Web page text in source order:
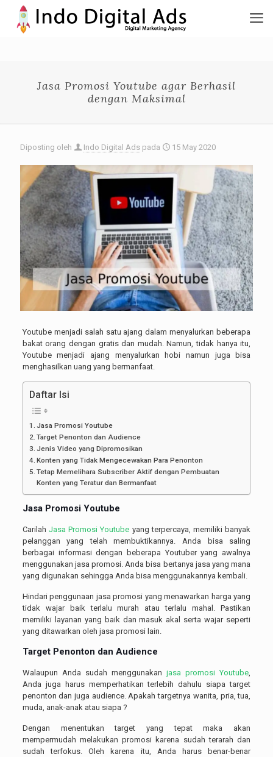
Jasa Promosi Youtube agar Berhasil
dengan Maksimal
Diposting oleh Indo Digital Ads pada 15 May 2020
Youtube menjadi salah satu ajang dalam menyalurkan beberapa
bakat orang dengan gratis dan mudah. Namun, tidak hanya itu,
Youtube menjadi ajang menyalurkan hobi namun juga bisa
menghasilkan uang yang bermanfaat.
Daftar Isi
Jasa Promosi Youtube
Target Penonton dan Audience
Jenis Video yang Dipromosikan
Konten yang Tidak Mengecewakan Para Penonton
Tetap Memelihara Subscriber Aktif dengan Pembuatan
Konten yang Teratur dan Bermanfaat
Jasa Promosi Youtube
CarilahJasa Promosi Youtube yang terpercaya, memiliki banyak
pelanggan yang telah membuktikannya. Anda bisa saling
berbagai informasi dengan beberapa Youtuber yang awalnya
menggunakan jasa promosi. Anda bisa bertanya jasa yang mana
yang digunakan sehingga Anda bisa menggunakannya kembali.
Hindari penggunaan jasa promosi yang menawarkan harga yang
tidak wajar baik terlalu murah atau terlalu mahal. Pastikan
memiliki layanan yang baik dan masuk akal serta wajar seperti
yang ditawarkan oleh jasa promosi lain.
Target Penonton dan Audience
Walaupun Anda sudah menggunakanjasa promosi Youtube
Anda juga harus memperhatikan terlebih dahulu siapa target
penonton dan juga audience. Apakah targetnya wanita, pria, tua,
muda, anak-anak atau siapa ?
Dengan menentukan target yang tepat maka akan
mempermudah melakukan promosi karena sudah terarah dan
sudah terfokus. Oleh karena itu, Anda harus benar-benar